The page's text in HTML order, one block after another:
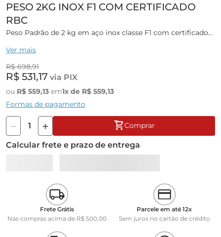
PESO 2KG INOX F1 COM CERTIFICADO
RBC
Peso Padrão de 2 kg em aço inox classe F1 com certificado
Ver mais
R$ 698,91
R$ 531,17 via PIX
ou R$ 559,13 em1x de R$ 559,13
Formas de pagamento
Comprar
Calcular frete e prazo de entrega
Frete Grátis
Nas compras acima de R$ 500,00
Parcele em até 12x
Sem juros no cartão de crédito